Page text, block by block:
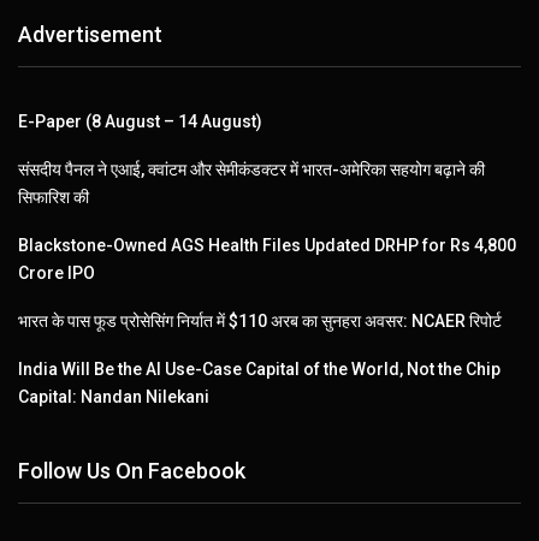
Advertisement
E-Paper (8 August – 14 August)
संसदीय पैनल ने एआई, क्वांटम और सेमीकंडक्टर में भारत-अमेरिका सहयोग बढ़ाने की
सिफारिश की
Blackstone-Owned AGS Health Files Updated DRHP for Rs 4,800
Crore IPO
भारत के पास फूड प्रोसेसिंग निर्यात में $110 अरब का सुनहरा अवसर: NCAER रिपोर्ट
India Will Be the AI Use-Case Capital of the World, Not the Chip
Capital: Nandan Nilekani
Follow Us On Facebook